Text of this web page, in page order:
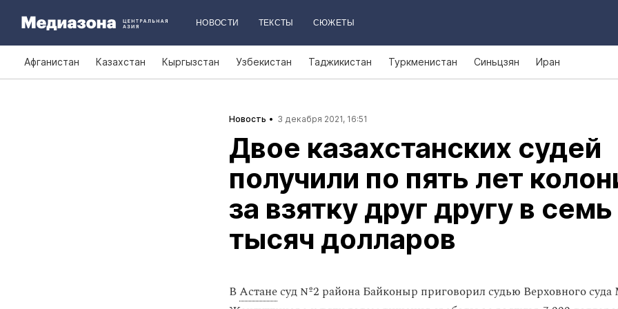
НОВОСТИ ТЕКСТЫ СЮЖЕТЫ
Афганистан Казахстан Кыргызстан Узбекистан Таджикистан Туркменистан Синьцзян Иран
Новость 3 декабря 2021, 16:51
Двое казахстанских судей
получили по пять лет
за взятку друг другу в семь
тысяч долларов
ВАстанесуд №2 района Байконыр приговорил судью Верховного